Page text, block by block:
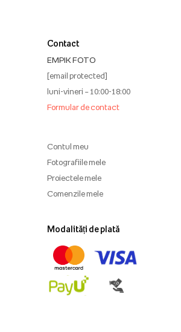
Contact
EMPIK FOTO
[email protected]
luni-vineri – 10:00-18:00
Formular de contact
Contul meu
Fotografiile mele
Proiectele mele
Comenzile mele
Modalități de plată